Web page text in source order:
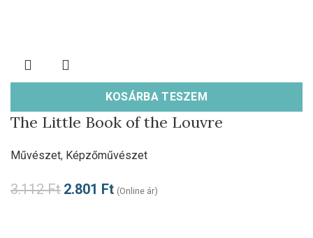
KOSÁRBA TESZEM
The Little Book of the Louvre
Művészet, Képzőművészet
3.112Ft 2.801 Ft (Online ár)